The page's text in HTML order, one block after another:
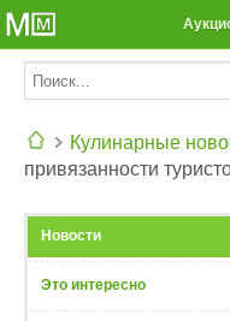
Кулинарные
привязанности
Новости
Это интересно